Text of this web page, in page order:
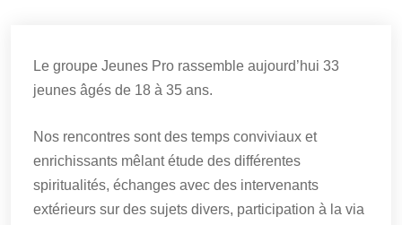
Le groupe Jeunes Pro rassemble aujourd’hui 33
jeunes âgés de 18 à 35 ans.
Nos rencontres sont des temps conviviaux et
enrichissants mêlant étude des différentes
spiritualités, échanges avec des intervenants
extérieurs sur des sujets divers, participation à la via